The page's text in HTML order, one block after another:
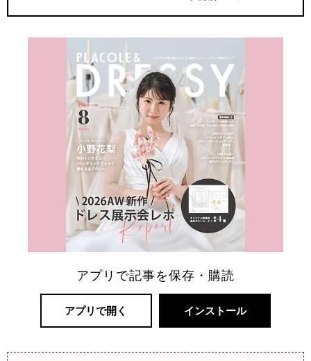
アプリで記事を保存・購読
アプリで開く インストール